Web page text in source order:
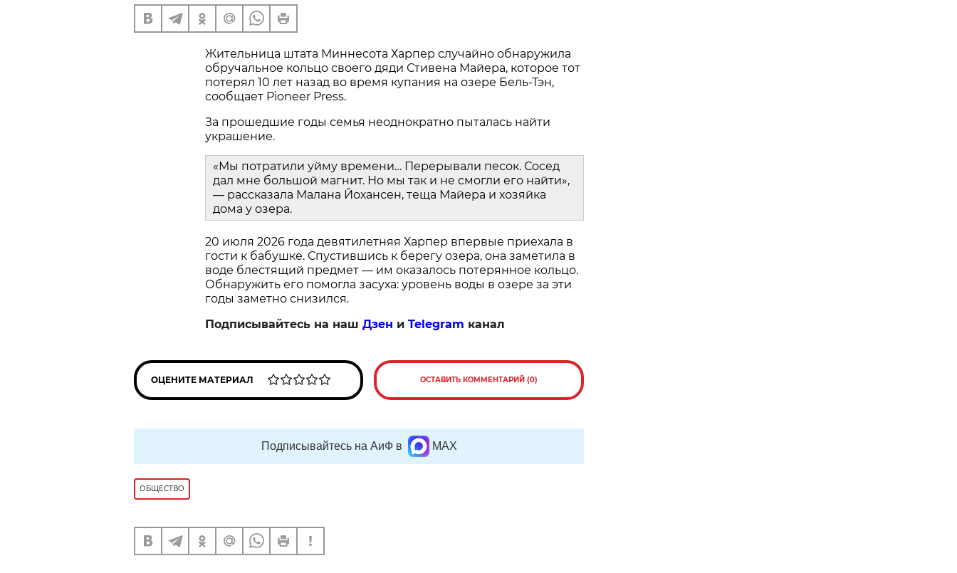
Жительница штата Миннесота Харпер случайно обнаружила
обручальное кольцо своего дяди Стивена Майера, которое тот
потерял 10 лет назад во время купания на озере Бель-Тэн,
сообщает Pioneer Press.
За прошедшие годы семья неоднократно пыталась найти
украшение.
«Мы потратили уйму времени… Перерывали песок. Сосед
дал мне большой магнит. Но мы так и не смогли его найти»,
— рассказала Малана Йохансен, теща Майера и хозяйка
дома у озера.
20 июля 2026 года девятилетняя Харпер впервые приехала в
гости к бабушке. Спустившись к берегу озера, она заметила в
воде блестящий предмет — им оказалось потерянное кольцо.
Обнаружить его помогла засуха: уровень воды в озере за эти
годы заметно снизился.
Подписывайтесь на наш Дзен и Telegram канал
ОЦЕНИТЕ МАТЕРИАЛ ОСТАВИТЬ КОММЕНТАРИЙ (0)
Подписывайтесь на АиФ в MAX
ОБЩЕСТВО